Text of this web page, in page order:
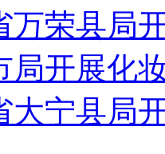
万荣县局
局开展化
大宁县局